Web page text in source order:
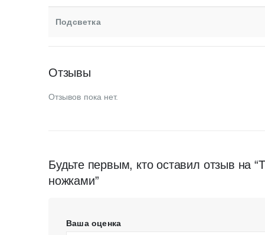
Подсветка
Отзывы
Отзывов пока нет.
Будьте первым, кто оставил отзыв на
ножками”
Ваша оценка